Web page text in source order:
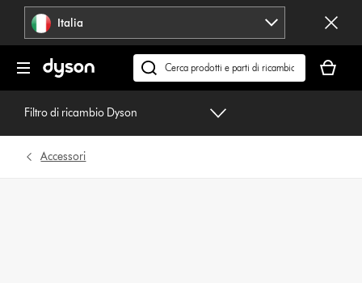
navigazione Italia
Cerca
su
carrello
è
Filtro di ricambio Dyson
Accessori